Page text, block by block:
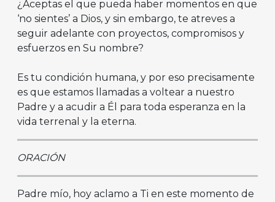
¿Aceptas el que pueda haber momentos en que
‘no sientes’ a Dios, y sin embargo, te atreves a
seguir adelante con proyectos, compromisos y
esfuerzos en Su nombre?
Es tu condición humana, y por eso precisamente
es que estamos llamadas a voltear a nuestro
Padre y a acudir a Él para toda esperanza en la
vida terrenal y la eterna.
ORACIÓN
Padre mío, hoy aclamo a Ti en este momento de